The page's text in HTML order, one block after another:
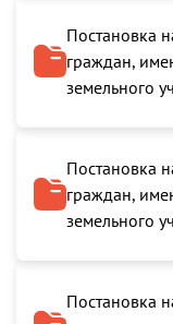
Постановка
граждан,
земельного
Постановка
граждан,
земельного
Постановка